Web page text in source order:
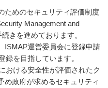
ためのセキュリティ評価制度
Management and
きを進めております。
ISMAP運営委員会に登録申請
録を目指しています。
おける安全性が評価されたク
め政府が求めるセキュリティ